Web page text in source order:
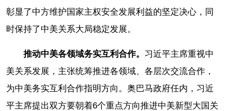
彰显了中方维护国家主权安全发展利益的坚定决心，同
时保持了中美关系大局稳定发展。
推动中美各领域务实互利合作。 习近平主席重视中
美关系发展，主张统筹推进各领域、各层次交流合作，
为中美务实互利合作指明方向。奥巴马政府任内，习近
平主席提出双方要朝着6个重点方向推进中美新型大国关